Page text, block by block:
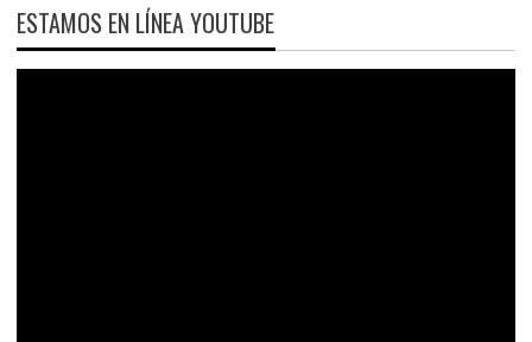
ESTAMOS EN LÍNEA YOUTUBE